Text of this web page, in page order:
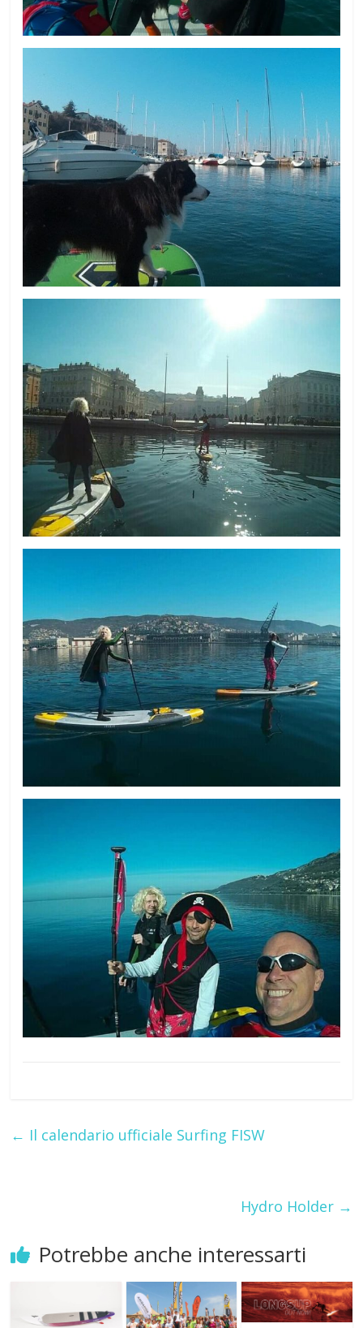
← Il calendario ufficiale Surfing FISW
Hydro Holder →
Potrebbe anche interessarti